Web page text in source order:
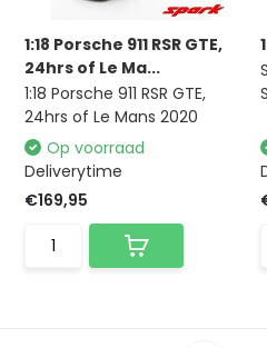
1:18 Porsche 911 RSR GTE,
24hrs of Le Ma...
1:18 Porsche 911 RSR GTE,
24hrs of Le Mans 2020
Op voorraad
Deliverytime
€169,95